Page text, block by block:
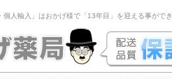
個人輸入」はおかげ様で「13年目」を迎える事がで